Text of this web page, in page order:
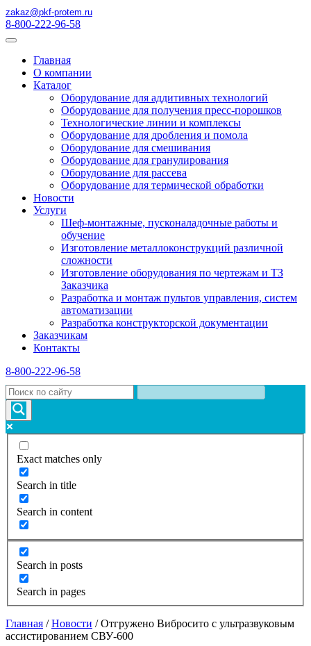
zakaz@pkf-protem.ru
8-800-222-96-58
Главная
О компании
Каталог
Оборудование для аддитивных технологий
Оборудование для получения пресс-порошков
Технологические линии и комплексы
Оборудование для дробления и помола
Оборудование для смешивания
Оборудование для гранулирования
Оборудование для рассева
Оборудование для термической обработки
Новости
Услуги
Шеф-монтажные, пусконаладочные работы и
обучение
Изготовление металлоконструкций различной
сложности
Изготовление оборудования по чертежам и ТЗ
Заказчика
Разработка и монтаж пультов управления, систем
автоматизации
Разработка конструкторской документации
Заказчикам
Контакты
8-800-222-96-58
Exact matches only
Search in title
Search in content
Search in posts
Search in pages
Главная /Новости /Отгружено Вибросито с ультразвуковым
ассистированием СВУ-600